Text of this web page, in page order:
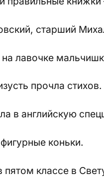
старший
лавочке
прочла стихов.
в английскую
коньки.
пятом классе в